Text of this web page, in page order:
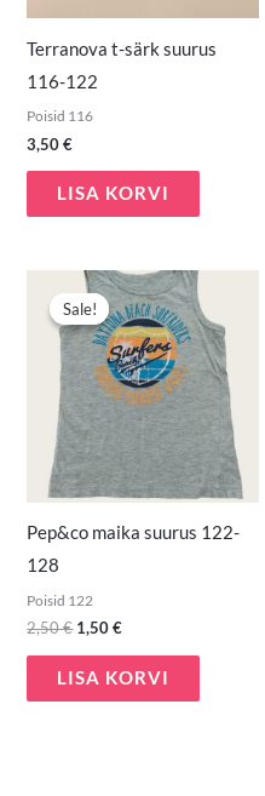
Terranova t-särk suurus
116-122
Poisid 116
3,50€
LISA KORVI
Sale!
Sale!
Pep&co maika suurus 122-
128
Poisid 122
2,50€
Algne
hind
oli:
2,50 €.
1,50€
Praegune
hind
on:
1,50 €.
LISA KORVI